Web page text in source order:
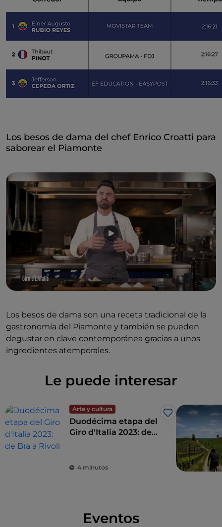
Los besos de dama del chef Enrico Croatti para
saborear el Piamonte
Los besos de dama son una receta tradicional de la
gastronomía del Piamonte y también se pueden
degustar en clave contemporánea gracias a unos
ingredientes atemporales.
Le puede interesar
Arte y cultura
Me gusta
Duodécima etapa del
Giro d'Italia 2023: de
4 minutos
Eventos